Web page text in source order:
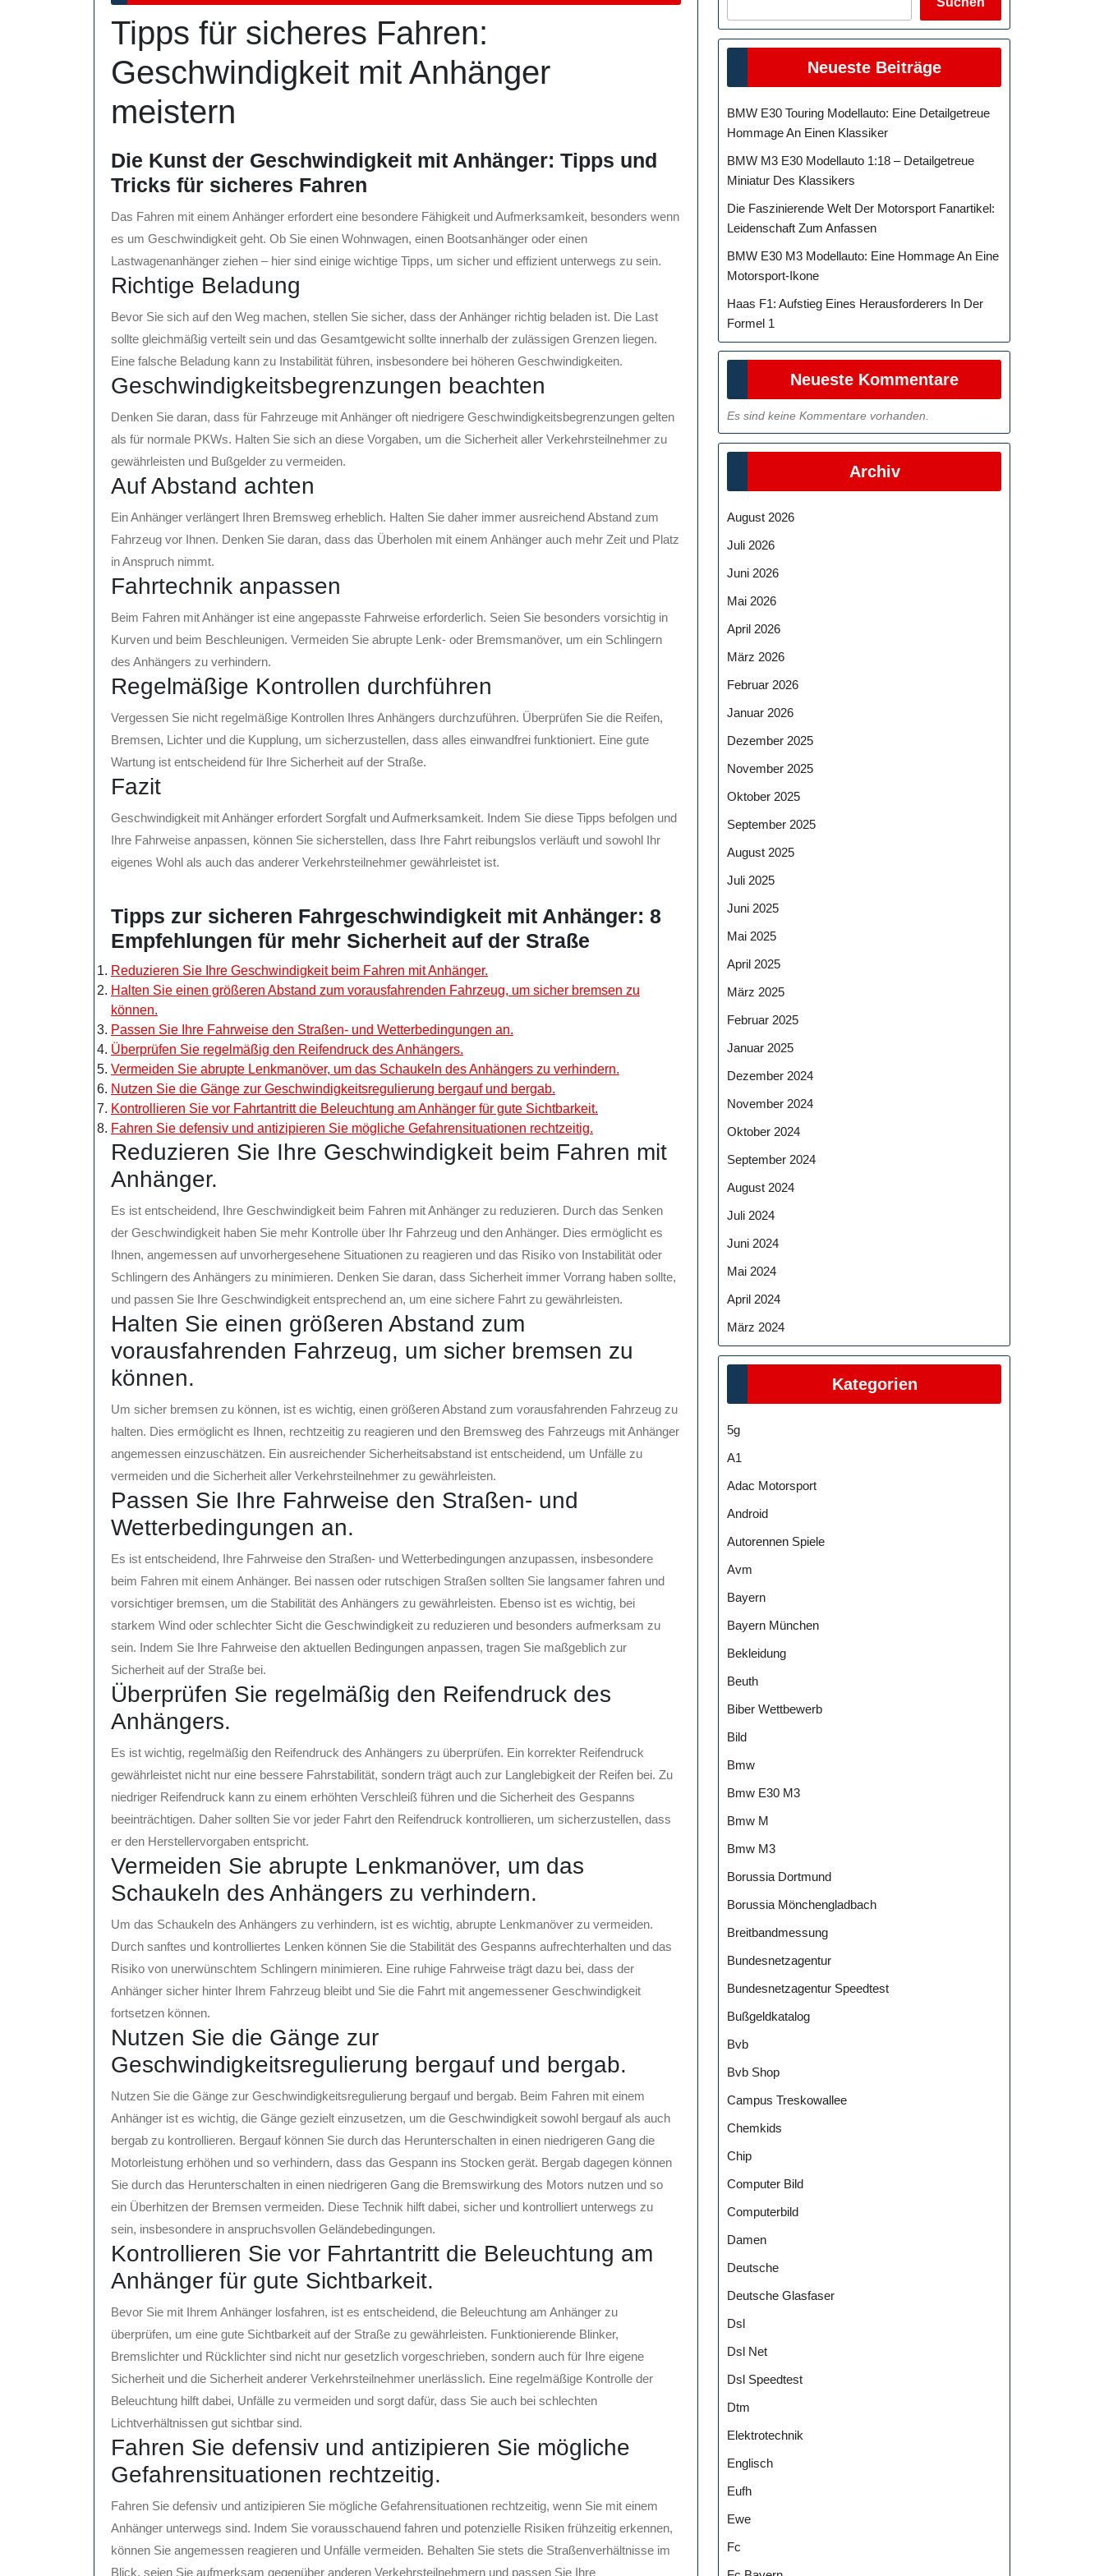
April
2025
Tipps für sicheres Fahren:
Geschwindigkeit mit Anhänger
meistern
Die Kunst der Geschwindigkeit mit Anhänger: Tipps und
Tricks für sicheres Fahren
Das Fahren mit einem Anhänger erfordert eine besondere Fähigkeit und Aufmerksamkeit, besonders wenn
es um Geschwindigkeit geht. Ob Sie einen Wohnwagen, einen Bootsanhänger oder einen
Lastwagenanhänger ziehen – hier sind einige wichtige Tipps, um sicher und effizient unterwegs zu sein.
Richtige Beladung
Bevor Sie sich auf den Weg machen, stellen Sie sicher, dass der Anhänger richtig beladen ist. Die Last
sollte gleichmäßig verteilt sein und das Gesamtgewicht sollte innerhalb der zulässigen Grenzen liegen.
Eine falsche Beladung kann zu Instabilität führen, insbesondere bei höheren Geschwindigkeiten.
Geschwindigkeitsbegrenzungen beachten
Denken Sie daran, dass für Fahrzeuge mit Anhänger oft niedrigere Geschwindigkeitsbegrenzungen gelten
als für normale PKWs. Halten Sie sich an diese Vorgaben, um die Sicherheit aller Verkehrsteilnehmer zu
gewährleisten und Bußgelder zu vermeiden.
Auf Abstand achten
Ein Anhänger verlängert Ihren Bremsweg erheblich. Halten Sie daher immer ausreichend Abstand zum
Fahrzeug vor Ihnen. Denken Sie daran, dass das Überholen mit einem Anhänger auch mehr Zeit und Platz
in Anspruch nimmt.
Fahrtechnik anpassen
Beim Fahren mit Anhänger ist eine angepasste Fahrweise erforderlich. Seien Sie besonders vorsichtig in
Kurven und beim Beschleunigen. Vermeiden Sie abrupte Lenk- oder Bremsmanöver, um ein Schlingern
des Anhängers zu verhindern.
Regelmäßige Kontrollen durchführen
Vergessen Sie nicht regelmäßige Kontrollen Ihres Anhängers durchzuführen. Überprüfen Sie die Reifen,
Bremsen, Lichter und die Kupplung, um sicherzustellen, dass alles einwandfrei funktioniert. Eine gute
Wartung ist entscheidend für Ihre Sicherheit auf der Straße.
Fazit
Geschwindigkeit mit Anhänger erfordert Sorgfalt und Aufmerksamkeit. Indem Sie diese Tipps befolgen und
Ihre Fahrweise anpassen, können Sie sicherstellen, dass Ihre Fahrt reibungslos verläuft und sowohl Ihr
eigenes Wohl als auch das anderer Verkehrsteilnehmer gewährleistet ist.
Tipps zur sicheren Fahrgeschwindigkeit mit Anhänger: 8
Empfehlungen für mehr Sicherheit auf der Straße
Reduzieren Sie Ihre Geschwindigkeit beim Fahren mit Anhänger.
Halten Sie einen größeren Abstand zum vorausfahrenden Fahrzeug, um sicher bremsen zu
können.
Passen Sie Ihre Fahrweise den Straßen- und Wetterbedingungen an.
Überprüfen Sie regelmäßig den Reifendruck des Anhängers.
Vermeiden Sie abrupte Lenkmanöver, um das Schaukeln des Anhängers zu verhindern.
Nutzen Sie die Gänge zur Geschwindigkeitsregulierung bergauf und bergab.
Kontrollieren Sie vor Fahrtantritt die Beleuchtung am Anhänger für gute Sichtbarkeit.
Fahren Sie defensiv und antizipieren Sie mögliche Gefahrensituationen rechtzeitig.
Reduzieren Sie Ihre Geschwindigkeit beim Fahren mit
Anhänger.
Es ist entscheidend, Ihre Geschwindigkeit beim Fahren mit Anhänger zu reduzieren. Durch das Senken
der Geschwindigkeit haben Sie mehr Kontrolle über Ihr Fahrzeug und den Anhänger. Dies ermöglicht es
Ihnen, angemessen auf unvorhergesehene Situationen zu reagieren und das Risiko von Instabilität oder
Schlingern des Anhängers zu minimieren. Denken Sie daran, dass Sicherheit immer Vorrang haben sollte,
und passen Sie Ihre Geschwindigkeit entsprechend an, um eine sichere Fahrt zu gewährleisten.
Halten Sie einen größeren Abstand zum
vorausfahrenden Fahrzeug, um sicher bremsen zu
können.
Um sicher bremsen zu können, ist es wichtig, einen größeren Abstand zum vorausfahrenden Fahrzeug zu
halten. Dies ermöglicht es Ihnen, rechtzeitig zu reagieren und den Bremsweg des Fahrzeugs mit Anhänger
angemessen einzuschätzen. Ein ausreichender Sicherheitsabstand ist entscheidend, um Unfälle zu
vermeiden und die Sicherheit aller Verkehrsteilnehmer zu gewährleisten.
Passen Sie Ihre Fahrweise den Straßen- und
Wetterbedingungen an.
Es ist entscheidend, Ihre Fahrweise den Straßen- und Wetterbedingungen anzupassen, insbesondere
beim Fahren mit einem Anhänger. Bei nassen oder rutschigen Straßen sollten Sie langsamer fahren und
vorsichtiger bremsen, um die Stabilität des Anhängers zu gewährleisten. Ebenso ist es wichtig, bei
starkem Wind oder schlechter Sicht die Geschwindigkeit zu reduzieren und besonders aufmerksam zu
sein. Indem Sie Ihre Fahrweise den aktuellen Bedingungen anpassen, tragen Sie maßgeblich zur
Sicherheit auf der Straße bei.
Überprüfen Sie regelmäßig den Reifendruck des
Anhängers.
Es ist wichtig, regelmäßig den Reifendruck des Anhängers zu überprüfen. Ein korrekter Reifendruck
gewährleistet nicht nur eine bessere Fahrstabilität, sondern trägt auch zur Langlebigkeit der Reifen bei. Zu
niedriger Reifendruck kann zu einem erhöhten Verschleiß führen und die Sicherheit des Gespanns
beeinträchtigen. Daher sollten Sie vor jeder Fahrt den Reifendruck kontrollieren, um sicherzustellen, dass
er den Herstellervorgaben entspricht.
Vermeiden Sie abrupte Lenkmanöver, um das
Schaukeln des Anhängers zu verhindern.
Um das Schaukeln des Anhängers zu verhindern, ist es wichtig, abrupte Lenkmanöver zu vermeiden.
Durch sanftes und kontrolliertes Lenken können Sie die Stabilität des Gespanns aufrechterhalten und das
Risiko von unerwünschtem Schlingern minimieren. Eine ruhige Fahrweise trägt dazu bei, dass der
Anhänger sicher hinter Ihrem Fahrzeug bleibt und Sie die Fahrt mit angemessener Geschwindigkeit
fortsetzen können.
Nutzen Sie die Gänge zur
Geschwindigkeitsregulierung bergauf und bergab.
Nutzen Sie die Gänge zur Geschwindigkeitsregulierung bergauf und bergab. Beim Fahren mit einem
Anhänger ist es wichtig, die Gänge gezielt einzusetzen, um die Geschwindigkeit sowohl bergauf als auch
bergab zu kontrollieren. Bergauf können Sie durch das Herunterschalten in einen niedrigeren Gang die
Motorleistung erhöhen und so verhindern, dass das Gespann ins Stocken gerät. Bergab dagegen können
Sie durch das Herunterschalten in einen niedrigeren Gang die Bremswirkung des Motors nutzen und so
ein Überhitzen der Bremsen vermeiden. Diese Technik hilft dabei, sicher und kontrolliert unterwegs zu
sein, insbesondere in anspruchsvollen Geländebedingungen.
Kontrollieren Sie vor Fahrtantritt die Beleuchtung am
Anhänger für gute Sichtbarkeit.
Bevor Sie mit Ihrem Anhänger losfahren, ist es entscheidend, die Beleuchtung am Anhänger zu
überprüfen, um eine gute Sichtbarkeit auf der Straße zu gewährleisten. Funktionierende Blinker,
Bremslichter und Rücklichter sind nicht nur gesetzlich vorgeschrieben, sondern auch für Ihre eigene
Sicherheit und die Sicherheit anderer Verkehrsteilnehmer unerlässlich. Eine regelmäßige Kontrolle der
Beleuchtung hilft dabei, Unfälle zu vermeiden und sorgt dafür, dass Sie auch bei schlechten
Lichtverhältnissen gut sichtbar sind.
Fahren Sie defensiv und antizipieren Sie mögliche
Gefahrensituationen rechtzeitig.
Fahren Sie defensiv und antizipieren Sie mögliche Gefahrensituationen rechtzeitig, wenn Sie mit einem
Anhänger unterwegs sind. Indem Sie vorausschauend fahren und potenzielle Risiken frühzeitig erkennen,
können Sie angemessen reagieren und Unfälle vermeiden. Behalten Sie stets die Straßenverhältnisse im
Blick, seien Sie aufmerksam gegenüber anderen Verkehrsteilnehmern und passen Sie Ihre
Neueste Beiträge
BMW E30 Touring Modellauto: Eine Detailgetreue
Hommage An Einen Klassiker
BMW M3 E30 Modellauto 1:18 – Detailgetreue
Miniatur Des Klassikers
Die Faszinierende Welt Der Motorsport Fanartikel:
Leidenschaft Zum Anfassen
BMW E30 M3 Modellauto: Eine Hommage An Eine
Motorsport-Ikone
Haas F1: Aufstieg Eines Herausforderers In Der
Formel 1
Neueste Kommentare
Es sind keine Kommentare vorhanden.
Archiv
August 2026
Juli 2026
Juni 2026
Mai 2026
April 2026
März 2026
Februar 2026
Januar 2026
Dezember 2025
November 2025
Oktober 2025
September 2025
August 2025
Juli 2025
Juni 2025
Mai 2025
April 2025
März 2025
Februar 2025
Januar 2025
Dezember 2024
November 2024
Oktober 2024
September 2024
August 2024
Juli 2024
Juni 2024
Mai 2024
April 2024
März 2024
Kategorien
5g
A1
Adac Motorsport
Android
Autorennen Spiele
Avm
Bayern
Bayern München
Bekleidung
Beuth
Biber Wettbewerb
Bild
Bmw
Bmw E30 M3
Bmw M
Bmw M3
Borussia Dortmund
Borussia Mönchengladbach
Breitbandmessung
Bundesnetzagentur
Bundesnetzagentur Speedtest
Bußgeldkatalog
Bvb
Bvb Shop
Campus Treskowallee
Chemkids
Chip
Computer Bild
Computerbild
Damen
Deutsche
Deutsche Glasfaser
Dsl
Dsl Net
Dsl Speedtest
Dtm
Elektrotechnik
Englisch
Eufh
Ewe
Fc